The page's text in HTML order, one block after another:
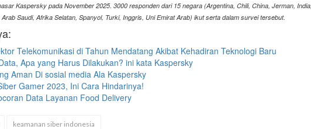
Kaspersky pada November 2025. 3000 responden dari 15 negara (Argentina, Chili, China, Jerman, India,
Saudi, Afrika Selatan, Spanyol, Turki, Inggris, Uni Emirat Arab) ikut serta dalam survei tersebut.
Telekomunikasi di Tahun Mendatang Akibat Kehadiran Teknologi Baru
Apa yang Harus Dilakukan? ini kata Kaspersky
Aman Di sosial media Ala Kaspersky
Gamer 2023, Ini Cara Hindarinya!
Data Layanan Food Delivery
keamanan siber indonesia